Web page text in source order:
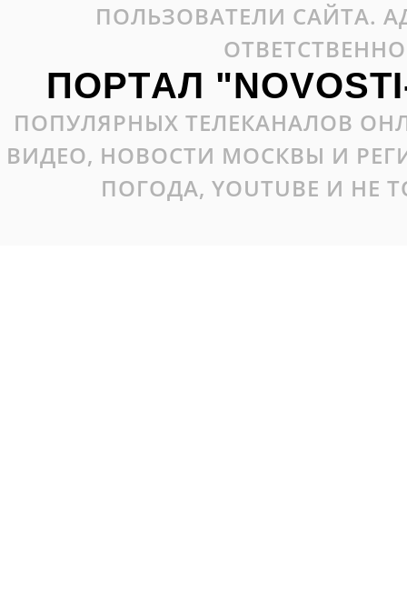
ПОЛЬЗОВАТЕЛИ САЙТА.
ПОРТАЛ
ПОПУЛЯРНЫХ ТЕЛЕКАНАЛОВ
ВИДЕО, НОВОСТИ МОСКВЫ И
ПОГОДА, YOUTUBE И